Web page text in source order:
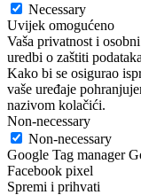
Necessary
Uvijek omogućeno
Vaša privatnost i
uredbi o zaštiti
Kako bi se osigurao
vaše uređaje
nazivom kolačići.
Non-necessary
Non-necessary
Google Tag manager
Facebook pixel
Spremi i prihvati